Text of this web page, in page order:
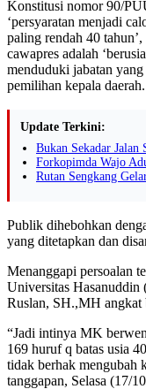
Konstitusi nomor 90/
‘persyaratan menjadi
paling rendah 40
cawapres adalah
menduduki jabatan
pemilihan kepala daerah.
Update Terkini:
Bukan Sekadar Jalan
Forkopimda Wajo
Rutan Sengkang
Publik dihebohkan
yang ditetapkan dan
Menanggapi persoalan
Universitas Hasanuddin
Ruslan, SH.,MH angkat
“Jadi intinya MK
169 huruf q batas usia
tidak berhak mengubah
tanggapan, Selasa (17/